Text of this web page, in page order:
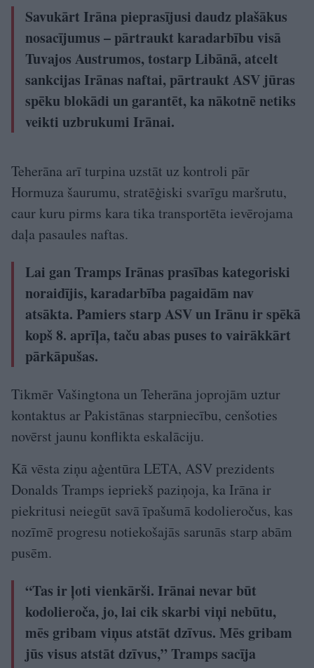
Savukārt Irāna pieprasījusi daudz plašākus
nosacījumus – pārtraukt karadarbību visā
Tuvajos Austrumos, tostarp Libānā, atcelt
sankcijas Irānas naftai, pārtraukt ASV jūras
spēku blokādi un garantēt, ka nākotnē netiks
veikti uzbrukumi Irānai.
Teherāna arī turpina uzstāt uz kontroli pār
Hormuza šaurumu, stratēģiski svarīgu maršrutu,
caur kuru pirms kara tika transportēta ievērojama
daļa pasaules naftas.
Lai gan Tramps Irānas prasības kategoriski
noraidījis, karadarbība pagaidām nav
atsākta. Pamiers starp ASV un Irānu ir spēkā
kopš 8. aprīļa, taču abas puses to vairākkārt
pārkāpušas.
Tikmēr Vašingtona un Teherāna joprojām uztur
kontaktus ar Pakistānas starpniecību, cenšoties
novērst jaunu konflikta eskalāciju.
Kā vēsta ziņu aģentūra LETA, ASV prezidents
Donalds Tramps iepriekš paziņoja, ka Irāna ir
piekritusi neiegūt savā īpašumā kodolieročus, kas
nozīmē progresu notiekošajās sarunās starp abām
pusēm.
“Tas ir ļoti vienkārši. Irānai nevar būt
kodolieroča, jo, lai cik skarbi viņi nebūtu,
mēs gribam viņus atstāt dzīvus. Mēs gribam
jūs visus atstāt dzīvus,” Tramps sacīja